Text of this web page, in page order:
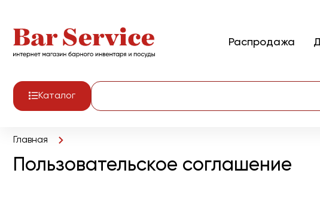
Распродажа
Каталог
Главная
Пользовательское соглашение